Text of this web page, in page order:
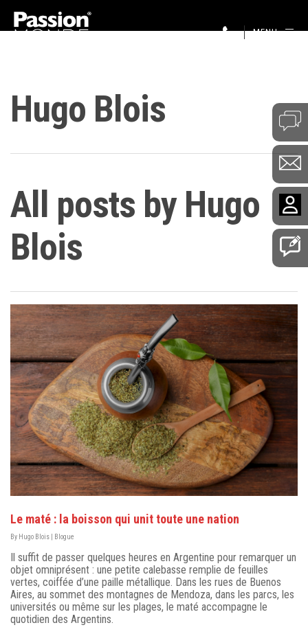
MENU
Hugo Blois
All posts by Hugo
Blois
Le maté : la boisson qui unit toute une nation
By Hugo Blois Blogue
Il suffit de passer quelques heures en Argentine pour remarquer un
objet omniprésent : une petite calebasse remplie de feuilles
vertes, coiffée d’une paille métallique. Dans les rues de Buenos
Aires, au sommet des montagnes de Mendoza, dans les parcs, les
universités ou même sur les plages, le maté accompagne le
quotidien des Argentins.